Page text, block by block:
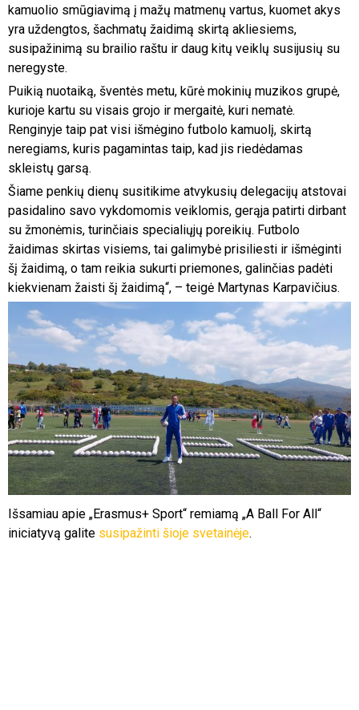
kamuolio smūgiavimą į mažų matmenų vartus, kuomet akys
yra uždengtos, šachmatų žaidimą skirtą akliesiems,
susipažinimą su brailio raštu ir daug kitų veiklų susijusių su
neregyste.
Puikią nuotaiką, šventės metu, kūrė mokinių muzikos grupė,
kurioje kartu su visais grojo ir mergaitė, kuri nematė.
Renginyje taip pat visi išmėgino futbolo kamuolį, skirtą
neregiams, kuris pagamintas taip, kad jis riedėdamas
skleistų garsą.
Šiame penkių dienų susitikime atvykusių delegacijų atstovai
pasidalino savo vykdomomis veiklomis, gerąja patirti dirbant
su žmonėmis, turinčiais specialiųjų poreikių. Futbolo
žaidimas skirtas visiems, tai galimybė prisiliesti ir išmėginti
šį žaidimą, o tam reikia sukurti priemones, galinčias padėti
kiekvienam žaisti šį žaidimą“, – teigė Martynas Karpavičius.
Išsamiau apie „Erasmus+ Sport“ remiamą „A Ball For All“
iniciatyvą galite susipažinti šioje svetainėje.